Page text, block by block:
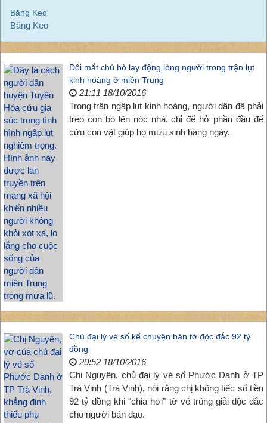
Băng Keo
Băng Keo
Đôi mắt chú bò lay động lòng người trong trận lụt
kinh hoàng ở miền Trung
21:11 18/10/2016
Trong trận ngập lụt kinh hoàng, người dân đã phải
treo con bò lên nóc nhà, chỉ để hở phần đầu để
cứu con vật giúp họ mưu sinh hàng ngày.
Chủ đại lý vé số kể chuyện bán tờ độc đắc 92 tỷ
đồng
20:52 18/10/2016
Chị Nguyên, chủ đại lý vé số Phước Danh ở TP
Trà Vinh (Trà Vinh), nói rằng chị không tiếc số tiền
92 tỷ đồng khi "chia hơi" tờ vé trúng giải độc đắc
cho người bán dạo.